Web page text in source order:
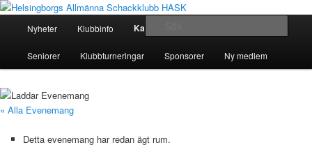
Hoppa
innehållHelsingborgs Allmänna
Schackklubb HASK
En schackklubb för alla!
Nyheter Klubbinfo Kalender
Seniorer Klubbturneringar Sponsorer Ny medlem
« Alla Evenemang
Detta evenemang har redan ägt rum.